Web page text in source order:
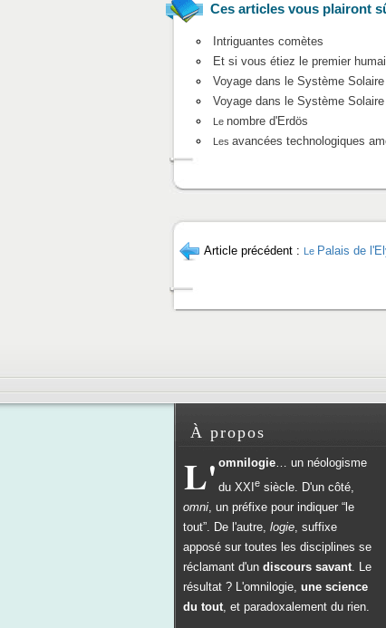
Ces articles vous plairont
Intriguantes comètes
Et si vous étiez le premier
Voyage dans le Système
Voyage dans le Système
Le nombre d'Erdös
Les avancées technologiques
Article précédent : Le Palais de
À propos
L' omnilogie … un néologisme
du XXI e siècle. D'un côté,
omni, un préfixe pour indiquer “le
tout”. De l'autre, logie, suffixe
apposé sur toutes les disciplines se
réclamant d'un discours savant. Le
résultat ? L'omnilogie, une science
du tout, et paradoxalement du rien.